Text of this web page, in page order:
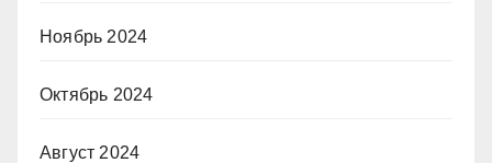
Ноябрь 2024
Октябрь 2024
Август 2024